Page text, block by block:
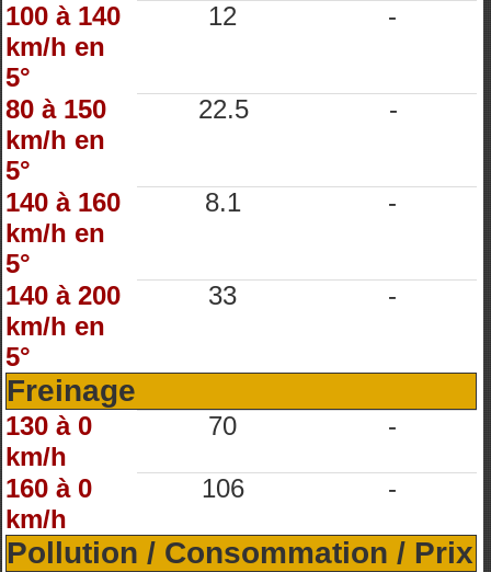
100 à 140
km/h en
5°
12 -
80 à 150
km/h en
5°
22.5 -
140 à 160
km/h en
5°
8.1 -
140 à 200
km/h en
5°
33 -
Freinage
130 à 0
km/h
70 -
160 à 0
km/h
106 -
Pollution / Consommation / Prix